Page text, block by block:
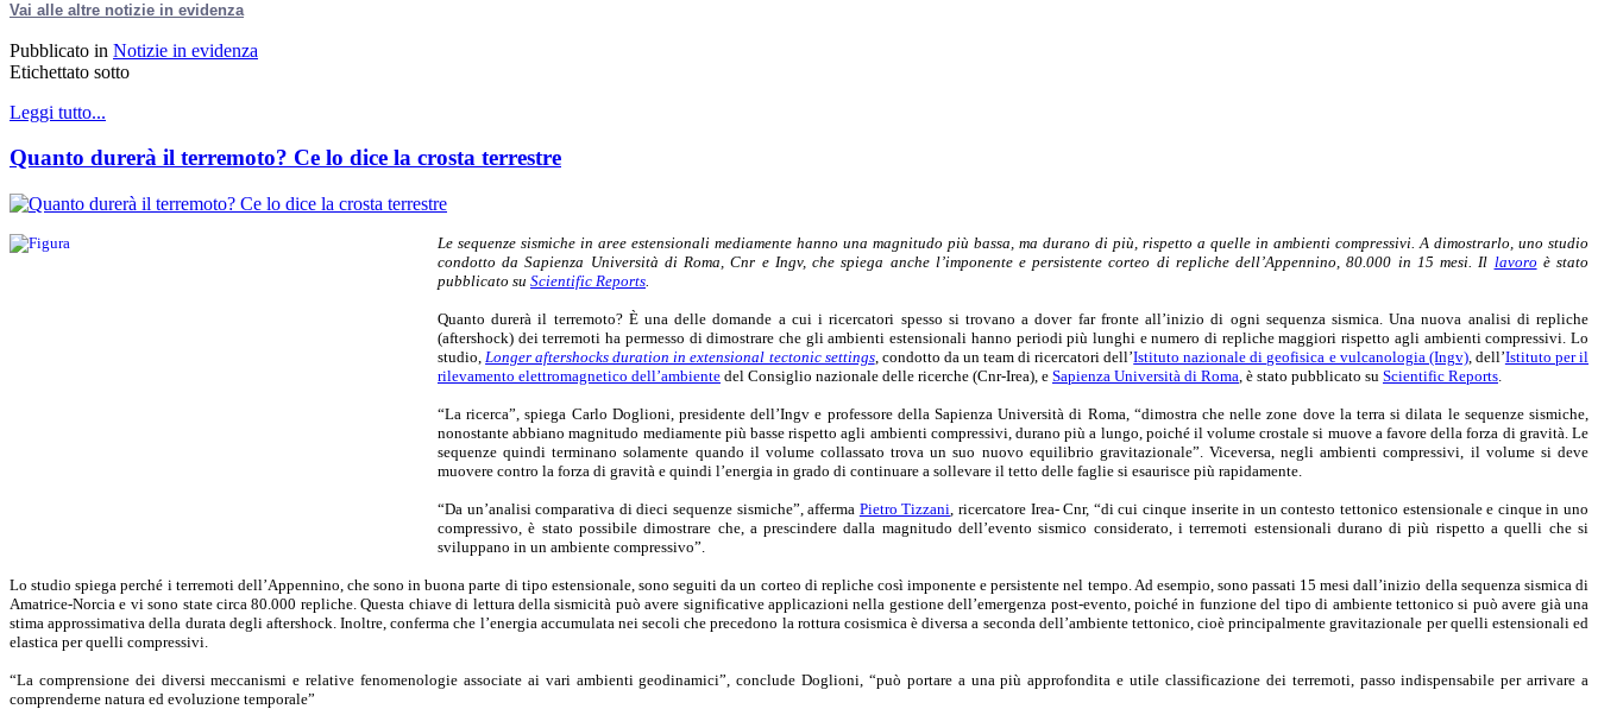
Vai alle altre notizie in evidenza
Pubblicato in Notizie in evidenza
Etichettato sotto
Leggi tutto...
Quanto durerà il terremoto? Ce lo dice la crosta terrestre
Le sequenze sismiche in aree estensionali mediamente hanno una magnitudo più bassa, ma durano di più, rispetto a quelle in ambienti compressivi. A dimostrarlo, uno studio
condotto da Sapienza Università di Roma, Cnr e Ingv, che spiega anche l’imponente e persistente corteo di repliche dell’Appennino, 80.000 in 15 mesi. Il lavoro è stato
pubblicato su Scientific Reports.
Quanto durerà il terremoto? È una delle domande a cui i ricercatori spesso si trovano a dover far fronte all’inizio di ogni sequenza sismica. Una nuova analisi di repliche
(aftershock) dei terremoti ha permesso di dimostrare che gli ambienti estensionali hanno periodi più lunghi e numero di repliche maggiori rispetto agli ambienti compressivi. Lo
studio,Longer aftershocks duration in extensional tectonic settings, condotto da un team di ricercatori dell’Istituto nazionale di geofisica e vulcanologia (Ingv), dell’Istituto per il
rilevamento elettromagnetico dell’ambiente del Consiglio nazionale delle ricerche (Cnr-Irea), e Sapienza Università di Roma, è stato pubblicato su Scientific Reports.
“La ricerca”, spiega Carlo Doglioni, presidente dell’Ingv e professore della Sapienza Università di Roma, “dimostra che nelle zone dove la terra si dilata le sequenze sismiche,
nonostante abbiano magnitudo mediamente più basse rispetto agli ambienti compressivi, durano più a lungo, poiché il volume crostale si muove a favore della forza di gravità. Le
sequenze quindi terminano solamente quando il volume collassato trova un suo nuovo equilibrio gravitazionale”. Viceversa, negli ambienti compressivi, il volume si deve
muovere contro la forza di gravità e quindi l’energia in grado di continuare a sollevare il tetto delle faglie si esaurisce più rapidamente.
“Da un’analisi comparativa di dieci sequenze sismiche”, afferma Pietro Tizzani, ricercatore Irea- Cnr, “di cui cinque inserite in un contesto tettonico estensionale e cinque in uno
compressivo, è stato possibile dimostrare che, a prescindere dalla magnitudo dell’evento sismico considerato, i terremoti estensionali durano di più rispetto a quelli che si
sviluppano in un ambiente compressivo”.
Lo studio spiega perché i terremoti dell’Appennino, che sono in buona parte di tipo estensionale, sono seguiti da un corteo di repliche così imponente e persistente nel tempo. Ad esempio, sono passati 15 mesi dall’inizio della sequenza sismica di
Amatrice-Norcia e vi sono state circa 80.000 repliche. Questa chiave di lettura della sismicità può avere significative applicazioni nella gestione dell’emergenza post-evento, poiché in funzione del tipo di ambiente tettonico si può avere già una
stima approssimativa della durata degli aftershock. Inoltre, conferma che l’energia accumulata nei secoli che precedono la rottura cosismica è diversa a seconda dell’ambiente tettonico, cioè principalmente gravitazionale per quelli estensionali ed
elastica per quelli compressivi.
“La comprensione dei diversi meccanismi e relative fenomenologie associate ai vari ambienti geodinamici”, conclude Doglioni, “può portare a una più approfondita e utile classificazione dei terremoti, passo indispensabile per arrivare a
comprenderne natura ed evoluzione temporale”